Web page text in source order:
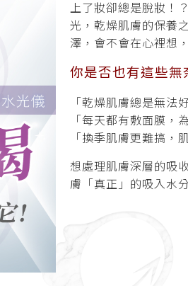
上了妝卻總是脫妝！
光，乾燥肌膚的保養
澤，會不會在心裡想
你是否也有這些無
「乾燥肌膚總是無法
「每天都有敷面膜，
「換季肌膚更難搞，
想處理肌膚深層的吸
膚「真正」的吸入水